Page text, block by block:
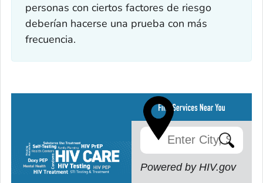
personas con ciertos factores de riesgo
deberían hacerse una prueba con más
frecuencia.
Powered by HIV.gov